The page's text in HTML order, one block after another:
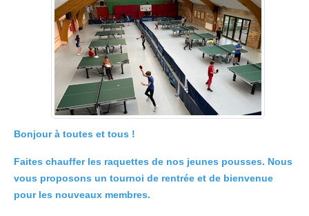
Bonjour à toutes et tous !
Faites chauffer les raquettes de nos jeunes pousses. Nous
vous proposons un tournoi de rentrée et de bienvenue
pour les nouveaux membres.